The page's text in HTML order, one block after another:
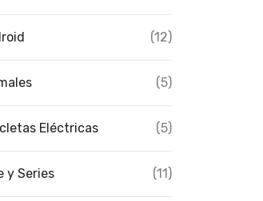
(12)
(5)
Eléctricas (5)
y Series (11)